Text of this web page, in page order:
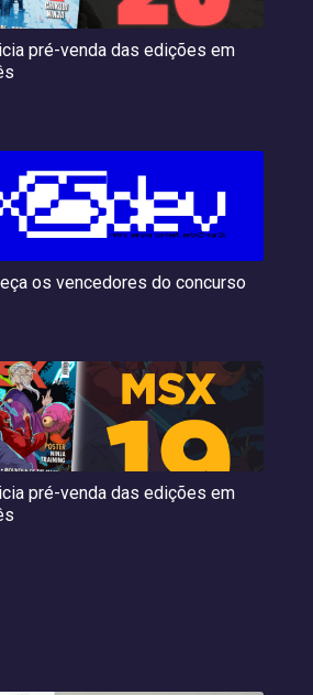
pré-venda das edições em
os vencedores do concurso
pré-venda das edições em